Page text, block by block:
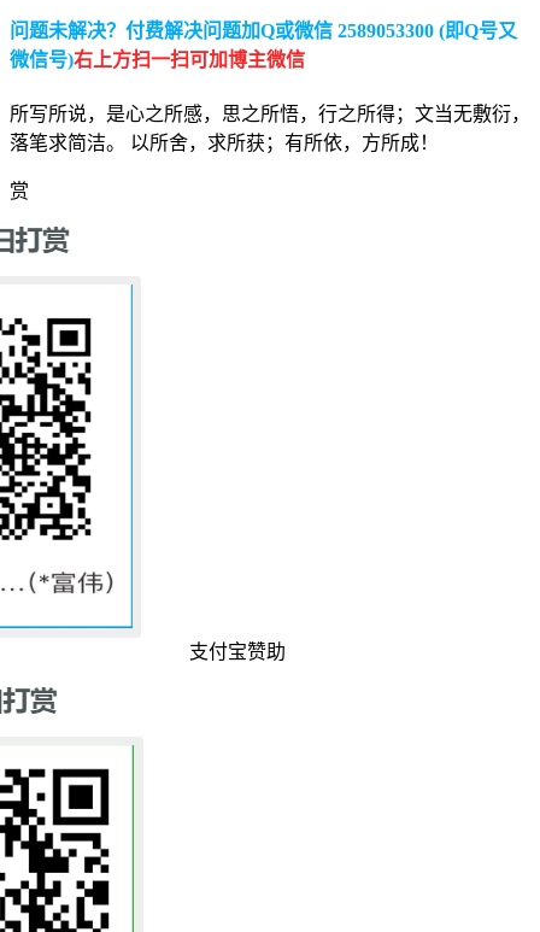
问题未解决？付费解决问题加Q或微信 2589053300 (即Q号又
微信号)右上方扫一扫可加博主微信
所写所说，是心之所感，思之所悟，行之所得；文当无敷衍，
落笔求简洁。 以所舍，求所获；有所依，方所成！
赏
支付宝赞助